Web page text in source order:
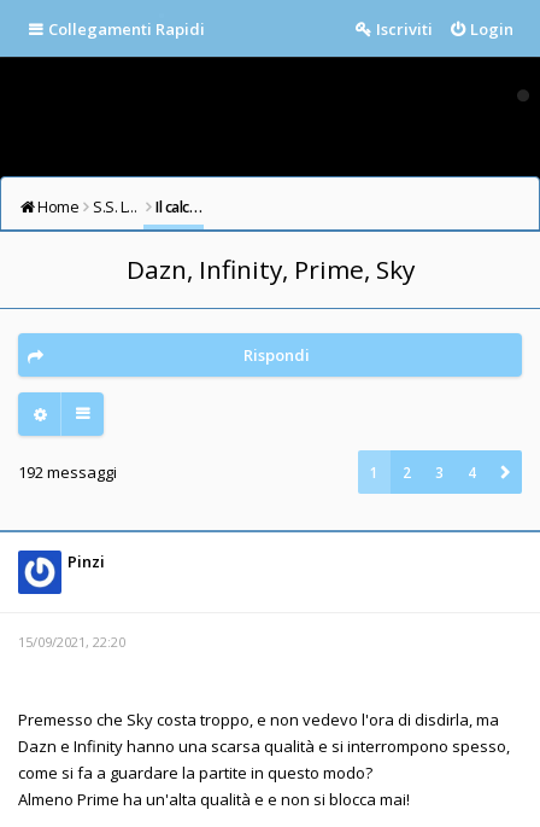
Collegamenti Rapidi Login
Iscriviti
Home S.S. LAZIO FORUM Il calcio in testa
Dazn, Infinity, Prime, Sky
Rispondi
192 messaggi 1 2 3 4
Pinzi
15/09/2021, 22:20
Premesso che Sky costa troppo, e non vedevo l'ora di disdirla, ma
Dazn e Infinity hanno una scarsa qualità e si interrompono spesso,
come si fa a guardare la partite in questo modo?
Almeno Prime ha un'alta qualità e e non si blocca mai!